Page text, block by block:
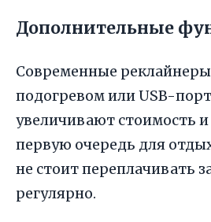
Дополнительные
Современные
подогревом или USB-
увеличивают стоимость
первую очередь для
не стоит переплачивать
регулярно.